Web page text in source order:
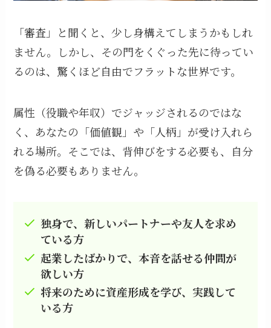
「審査」と聞くと、少し身構えてしまうかもしれ
ません。しかし、その門をくぐった先に待ってい
るのは、驚くほど自由でフラットな世界です。
属性（役職や年収）でジャッジされるのではな
く、あなたの「価値観」や「人柄」が受け入れら
れる場所。そこでは、背伸びをする必要も、自分
を偽る必要もありません。
独身で、新しいパートナーや友人を求め
ている方
起業したばかりで、本音を話せる仲間が
欲しい方
将来のために資産形成を学び、実践して
いる方